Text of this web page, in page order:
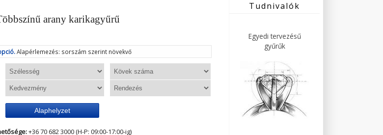
arany karikagyűrű
Alapérlemezés: sorszám szerint növekvő
Alaphelyzet
+36 70 682 3000 (H-P: 09:00-17:00-ig)
Tudnivalók
Egyedi tervezésű
gyűrűk